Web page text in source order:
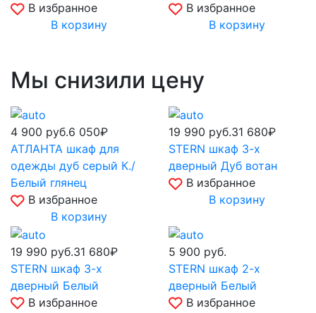
В избранное
В корзину
В избранное
В корзину
Мы снизили цену
4 900 руб.6 050₽
АТЛАНТА шкаф для
одежды дуб серый К./
Белый глянец
В избранное
В корзину
19 990 руб.31 680₽
STERN шкаф 3-х
дверный Дуб вотан
В избранное
В корзину
19 990 руб.31 680₽
STERN шкаф 3-х
дверный Белый
В избранное
5 900 руб.
STERN шкаф 2-х
дверный Белый
В избранное